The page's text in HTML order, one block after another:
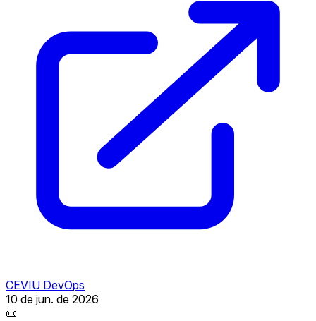
CEVIU DevOps
10 de jun. de 2026
📜